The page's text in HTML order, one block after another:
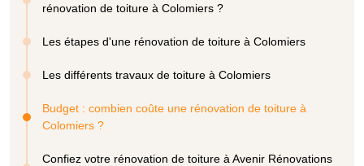
rénovation de toiture à Colomiers ?
Les étapes d'une rénovation de toiture à Colomiers
Les différents travaux de toiture à Colomiers
Budget : combien coûte une rénovation de toiture à
Colomiers ?
Confiez votre rénovation de toiture à Avenir Rénovations